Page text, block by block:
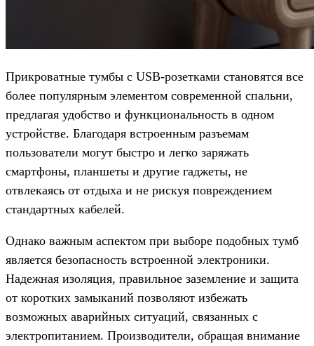
Прикроватные тумбы с USB-розетками становятся все
более популярным элементом современной спальни,
предлагая удобство и функциональность в одном
устройстве. Благодаря встроенным разъемам
пользователи могут быстро и легко заряжать
смартфоны, планшеты и другие гаджеты, не
отвлекаясь от отдыха и не рискуя повреждением
стандартных кабелей.
Однако важным аспектом при выборе подобных тумб
является безопасность встроенной электроники.
Надежная изоляция, правильное заземление и защита
от коротких замыканий позволяют избежать
возможных аварийных ситуаций, связанных с
электропитанием. Производители, обращая внимание